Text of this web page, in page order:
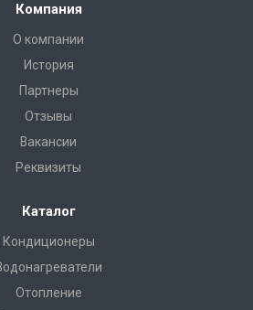
Компания
О компании
История
Партнеры
Отзывы
Вакансии
Реквизиты
Каталог
Кондиционеры
Отопление